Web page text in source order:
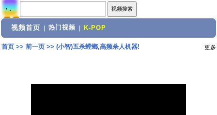
视频首页 热门视频 K-POP
首页>> 前一页>> (小智)五杀螳螂,高频杀人机器! 更多